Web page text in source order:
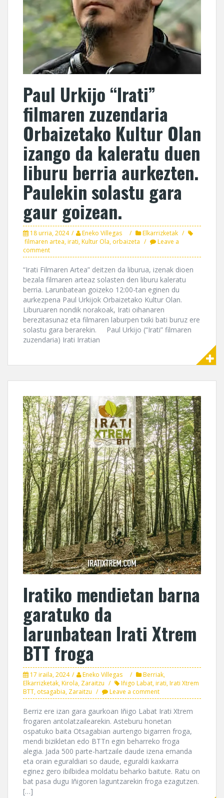
Paul Urkijo “Irati”
filmaren zuzendaria
Orbaizetako Kultur Olan
izango da kaleratu duen
liburu berria aurkezten.
Paulekin solastu gara
gaur goizean.
18 urria, 2024 Eneko Villegas
Elkarrizketak
filmaren artea,irati,Kultur Ola, orbaizeta
Leave a
comment
“Irati Filmaren Artea” deitzen da liburua, izenak dioen
bezala filmaren arteaz solasten den liburu kaleratu
berria. Larunbatean goizeko 12:00-tan eginen du
aurkezpena Paul Urkijok Orbaizetako Kultur Olan.
Liburuaren nondik norakoak, Irati oihanaren
berezitasunaz eta filmaren laburpen txiki bati buruz ere
solastu gara berarekin. Paul Urkijo (“Irati” filmaren
zuzendaria) Irati Irratian
Iratiko mendietan barna
garatuko da
larunbatean Irati Xtrem
BTT froga
17 iraila, 2024 Eneko Villegas Berriak,
Elkarrizketak,Kirola, Zaraitzu Iñigo Labat,irati,Irati Xtrem
BTT, otsagabia, Zaraitzu Leave a comment
Berriz ere izan gara gaurkoan Iñigo Labat Irati Xtrem
frogaren antolatzailearekin. Asteburu honetan
ospatuko baita Otsagabian aurtengo bigarren froga,
mendi bizikletan edo BTTn egin beharreko froga
alegia. Jada 500 parte-hartzaile daude izena emanda
eta orain eguraldiari so daude, eguraldi kaxkarra
eginez gero ibilbidea moldatu beharko baitute. Ratu on
bat pasa dugu Iñigoren laguntzarekin froga ezagutzen.
[…]